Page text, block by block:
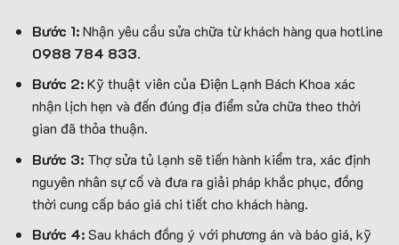
Bước 1:Nhận yêu cầu sửa chữa từ khách hàng qua hotline
0988 784 833.
Bước 2:Kỹ thuật viên của Điện Lạnh Bách Khoa xác
nhận lịch hẹn và đến đúng địa điểm sửa chữa theo thời
gian đã thỏa thuận.
Bước 3: Thợ sửa tủ lạnh sẽ tiến hành kiểm tra, xác định
nguyên nhân sự cố và đưa ra giải pháp khắc phục, đồng
thời cung cấp báo giá chi tiết cho khách hàng.
Bước 4:Sau khách đồng ý với phương án và báo giá, kỹ